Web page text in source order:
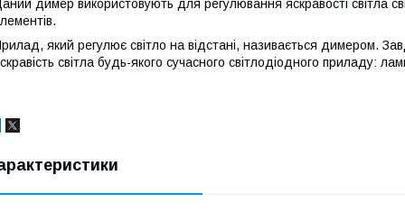
димер використовують для регулювання яскравості світла
який регулює світло на відстані, називається димером.
світла будь-якого сучасного світлодіодного приладу: